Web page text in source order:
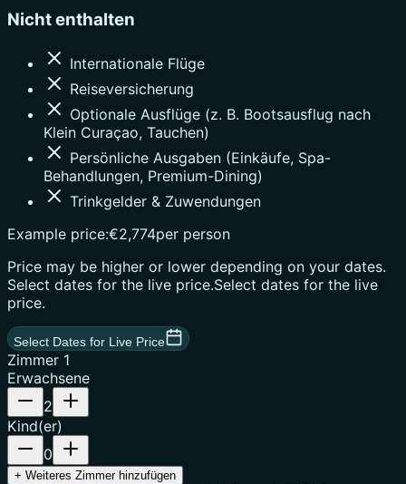
Nicht enthalten
Internationale Flüge
Reiseversicherung
Optionale Ausflüge (z. B. Bootsausflug nach
Klein Curaçao, Tauchen)
Persönliche Ausgaben (Einkäufe, Spa-
Behandlungen, Premium-Dining)
Trinkgelder & Zuwendungen
Example price:€2,774per person
Price may be higher or lower depending on your dates.
Select dates for the live price.Select dates for the live
price.
Select Dates for Live Price
Zimmer 1
Erwachsene
2
Kind(er)
0
+ Weiteres Zimmer hinzufügen